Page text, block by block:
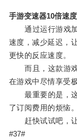
手游变速器10倍速度
通过运行游戏加
速度，减少延迟，
更快的反应速度。
而且，这款游戏
在游戏中尽情享受
最重要的是，这
了订阅费用的烦恼。
赶快试试吧，让
#37#